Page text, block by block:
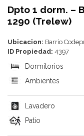
Dpto 1 dorm. –
1290 (Trelew)
Ubicacion: Barrio
ID Propiedad: 4397
Dormitorios
Ambientes
Lavadero
Patio